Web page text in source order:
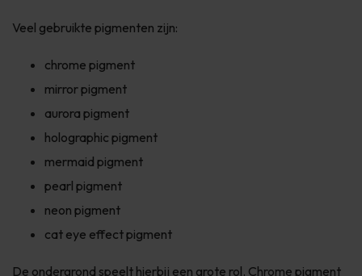
Veel gebruikte pigmenten zijn:
chrome pigment
mirror pigment
aurora pigment
holographic pigment
mermaid pigment
pearl pigment
neon pigment
cat eye effect pigment
De ondergrond speelt hierbij een grote rol. Chrome pigment